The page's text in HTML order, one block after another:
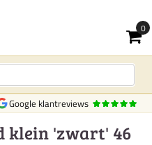
Google klantreviews
klein 'zwart' 46